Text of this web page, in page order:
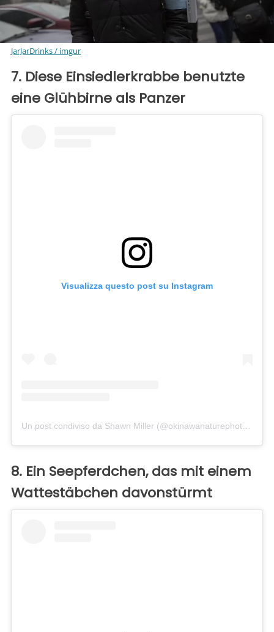
JarJarDrinks / imgur
7. Diese Einsiedlerkrabbe benutzte
eine Glühbirne als Panzer
Visualizza questo post su Instagram
8. Ein Seepferdchen, das mit einem
Wattestäbchen davonstürmt